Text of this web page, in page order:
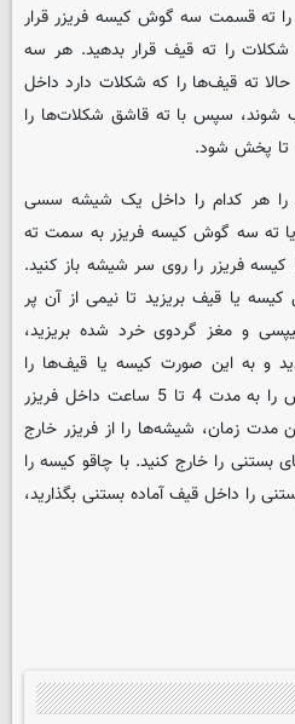
ته قسمت سه گوش کیسه فریزر قرار
شکلات را ته قیف قرار بدهید. هر سه
ته قیف‌ها را که شکلات دارد داخل
شوند، سپس با ته قاشق شکلات‌ها را
تا پخش شود.
را هر کدام را داخل یک شیشه سسی
یا ته سه گوش کیسه فریزر به سمت ته
فریزر را روی سر شیشه باز کنید.
یا قیف بریزید تا نیمی از آن پر
و مغز گردوی خرد شده بریزید،
به این صورت کیسه یا قیف‌ها را
فیکس کنید. حالا شیشه‌های سس را به مدت 4 تا 5 ساعت داخل فریزر
مدت زمان، شیشه‌ها را از فریزر خارج
بستنی را خارج کنید. با چاقو کیسه را
را داخل قیف آماده بستنی بگذارید،